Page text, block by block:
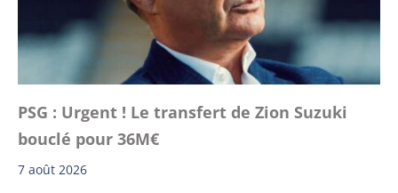
PSG : Urgent ! Le transfert de Zion Suzuki
bouclé pour 36M€
7 août 2026